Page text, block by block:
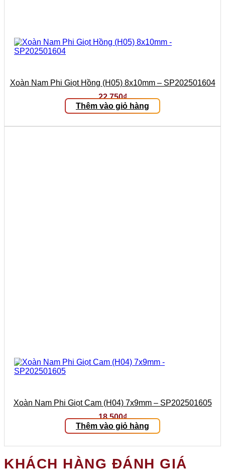
Xoàn Nam Phi Giọt Hồng (H05) 8x10mm – SP202501604
22.750₫
Thêm vào giỏ hàng
Xoàn Nam Phi Giọt Cam (H04) 7x9mm – SP202501605
18.500₫
Thêm vào giỏ hàng
KHÁCH HÀNG ĐÁNH GIÁ